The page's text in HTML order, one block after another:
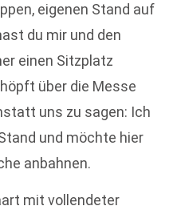
eigenen Stand auf
du mir und den
einen Sitzplatz
über die Messe
uns zu sagen: Ich
und möchte hier
anbahnen.
mit vollendeter